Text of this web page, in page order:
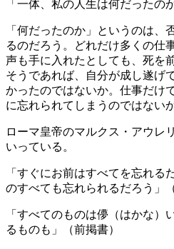
「一体、私の人生は何だったのか
「何だったのか」というのは、
るのだろう。どれだけ多くの仕
声も手に入れたとしても、死を
そうであれば、自分が成し遂げ
かったのではないか。仕事だけ
に忘れられてしまうのではない
ローマ皇帝のマルクス・アウレ
いっている。
「すぐにお前はすべてを忘れる
のすべても忘れられるだろう」
「すべてのものは儚（はかな）
るものも」（前掲書）